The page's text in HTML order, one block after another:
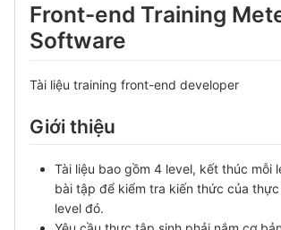
Front-end Training
Software
Tài liệu training front-end developer
Giới thiệu
Tài liệu bao gồm 4 level, kết thúc mỗi
bài tập để kiểm tra kiến thức của
level đó.